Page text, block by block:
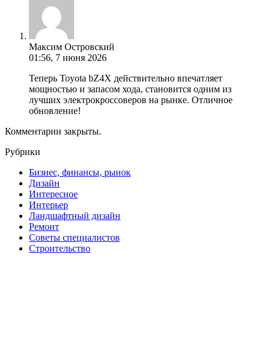
Максим Островский
01:56, 7 июня 2026
Теперь Toyota bZ4X действительно впечатляет
мощностью и запасом хода, становится одним из
лучших электрокроссоверов на рынке. Отличное
обновление!
Комментарии закрыты.
Рубрики
Бизнес, финансы, рынок
Дизайн
Интересное
Интерьер
Ландшафтный дизайн
Ремонт
Советы специалистов
Строительство